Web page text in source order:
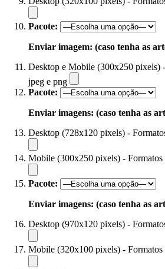
Pacote:
Enviar imagem: (caso tenha as
Desktop e Mobile (300x250 pixels)
jpeg e png
Pacote:
Enviar imagens: (caso tenha as
Desktop (728x120 pixels) -
Mobile (300x250 pixels) - Formatos
Pacote:
Enviar imagens: (caso tenha as
Desktop (970x120 pixels) -
Mobile (320x100 pixels) - Formatos